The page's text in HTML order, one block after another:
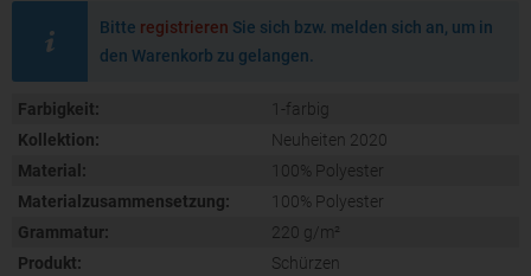
Bitte registrieren Sie sich bzw. melden sich an, um in
den Warenkorb zu gelangen.
Farbigkeit:
1-farbig
Kollektion:
Neuheiten 2020
Material:
100% Polyester
Materialzusammensetzung:
100% Polyester
Grammatur:
220 g/m²
Produkt:
Schürzen